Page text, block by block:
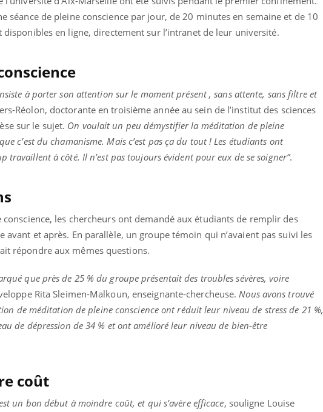
séance de pleine conscience par jour, de 20 minutes en semaine et de 10
disponibles en ligne, directement sur l’intranet de leur université.
à porter son attention sur le moment présent , sans attente, sans filtre et
Réolon, doctorante en troisième année au sein de l’institut des sciences
sur le sujet. On voulait un peu démystifier la méditation de pleine
c’est du chamanisme. Mais c’est pas ça du tout ! Les étudiants ont
travaillent à côté. Il n’est pas toujours évident pour eux de se soigner”.
les chercheurs ont demandé aux étudiants de remplir des
et après. En parallèle, un groupe témoin qui n’avaient pas suivi les
répondre aux mêmes questions.
que près de 25 % du groupe présentait des troubles sévères, voire
Rita Sleimen-Malkoun, enseignante-chercheuse.Nous avons trouvé
de méditation de pleine conscience ont réduit leur niveau de stress de 21 %,
de dépression de 34 % et ont amélioré leur niveau de bien-être
coût
un bon début à moindre coût, et qui s’avère efficace, souligne Louise